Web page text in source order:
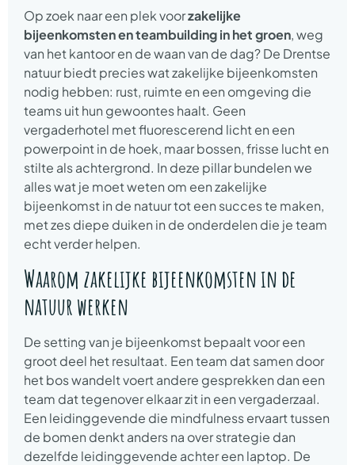
Op zoek naar een plek voorzakelijke
bijeenkomsten en teambuilding in het groen, weg
van het kantoor en de waan van de dag? De Drentse
natuur biedt precies wat zakelijke bijeenkomsten
nodig hebben: rust, ruimte en een omgeving die
teams uit hun gewoontes haalt. Geen
vergaderhotel met fluorescerend licht en een
powerpoint in de hoek, maar bossen, frisse lucht en
stilte als achtergrond. In deze pillar bundelen we
alles wat je moet weten om een zakelijke
bijeenkomst in de natuur tot een succes te maken,
met zes diepe duiken in de onderdelen die je team
echt verder helpen.
Waarom zakelijke bijeenkomsten in de
natuur werken
De setting van je bijeenkomst bepaalt voor een
groot deel het resultaat. Een team dat samen door
het bos wandelt voert andere gesprekken dan een
team dat tegenover elkaar zit in een vergaderzaal.
Een leidinggevende die mindfulness ervaart tussen
de bomen denkt anders na over strategie dan
dezelfde leidinggevende achter een laptop. De